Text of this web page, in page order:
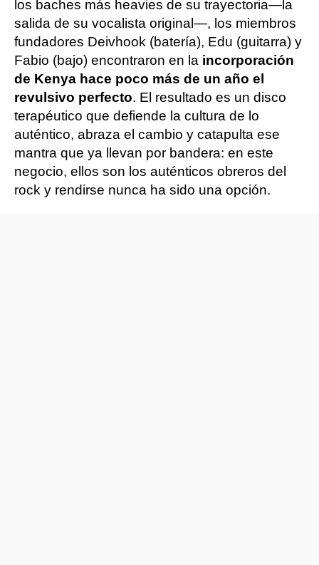
los baches más heavies de su trayectoria—la
salida de su vocalista original—, los miembros
fundadores Deivhook (batería), Edu (guitarra) y
Fabio (bajo) encontraron en la incorporación
de Kenya hace poco más de un año el
revulsivo perfecto. El resultado es un disco
terapéutico que defiende la cultura de lo
auténtico, abraza el cambio y catapulta ese
mantra que ya llevan por bandera: en este
negocio, ellos son los auténticos obreros del
rock y rendirse nunca ha sido una opción.